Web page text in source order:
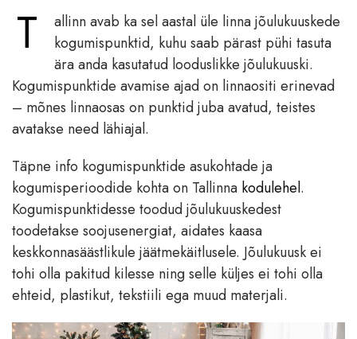
T
allinn avab ka sel aastal üle linna jõulukuuskede
kogumispunktid, kuhu saab pärast pühi tasuta
ära anda kasutatud looduslikke jõulukuuski.
Kogumispunktide avamise ajad on linnaositi erinevad
– mõnes linnaosas on punktid juba avatud, teistes
avatakse need lähiajal.
Täpne info kogumispunktide asukohtade ja
kogumisperioodide kohta on Tallinna kodulehel.
Kogumispunktidesse toodud jõulukuuskedest
toodetakse soojusenergiat, aidates kaasa
keskkonnasäästlikule jäätmekäitlusele. Jõulukuusk ei
tohi olla pakitud kilesse ning selle küljes ei tohi olla
ehteid, plastikut, tekstiili ega muud materjali.